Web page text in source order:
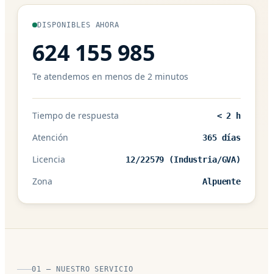
DISPONIBLES AHORA
624 155 985
Te atendemos en menos de 2 minutos
Tiempo de respuesta < 2 h
Atención 365 días
Licencia 12/22579 (Industria/GVA)
Zona Alpuente
01 — NUESTRO SERVICIO